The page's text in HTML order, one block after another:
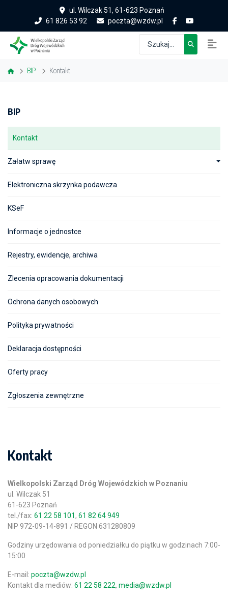
ul. Wilczak 51, 61-623 Poznań
61 826 53 92
poczta@wzdw.pl
BIP Kontakt
BIP
Kontakt
Załatw sprawę
Elektroniczna skrzynka podawcza
KSeF
Informacje o jednostce
Rejestry, ewidencje, archiwa
Zlecenia opracowania dokumentacji
Ochrona danych osobowych
Polityka prywatności
Deklaracja dostępności
Oferty pracy
Zgłoszenia zewnętrzne
Kontakt
Wielkopolski Zarząd Dróg Wojewódzkich w Poznaniu
ul. Wilczak 51
61-623 Poznań
tel./fax: 61 22 58 101, 61 82 64 949
NIP 972-09-14-891 / REGON 631280809
Godziny urzędowania od poniedziałku do piątku w godzinach 7:00-
15:00
E-mail: poczta@wzdw.pl
Kontakt dla mediów: 61 22 58 222, media@wzdw.pl